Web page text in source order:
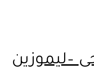
–ليموزين